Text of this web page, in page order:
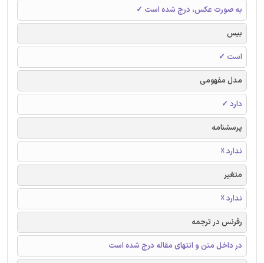
به صورت عکس، درج شده است ✓
بیس
است ✓
مدل مفهومی
دارد ✓
پرسشنامه
ندارد ☓
متغیر
ندارد ☓
رفرنس در ترجمه
در داخل متن و انتهای مقاله درج شده است